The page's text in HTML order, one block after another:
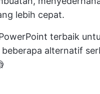
lebih cepat.
terbaik
alternatif